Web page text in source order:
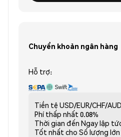
Chuyển khoản ngân hàng
Hỗ trợ:
Tiền tệ USD/EUR/CHF/
Phí thấp nhất 0.08%
Thời gian đến Ngay lập
Tốt nhất cho Số lượng lớn